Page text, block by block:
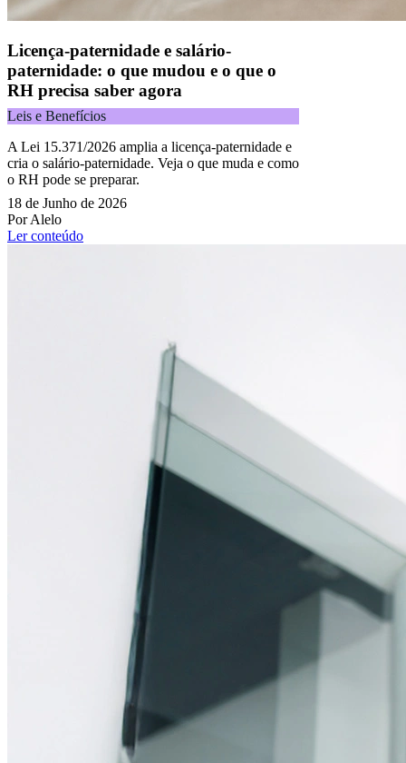
Licença-paternidade e salário-
paternidade: o que mudou e o que o
RH precisa saber agora
Leis e Benefícios
A Lei 15.371/2026 amplia a licença-paternidade e
cria o salário-paternidade. Veja o que muda e como
o RH pode se preparar.
18 de Junho de 2026
Por Alelo
Ler conteúdo